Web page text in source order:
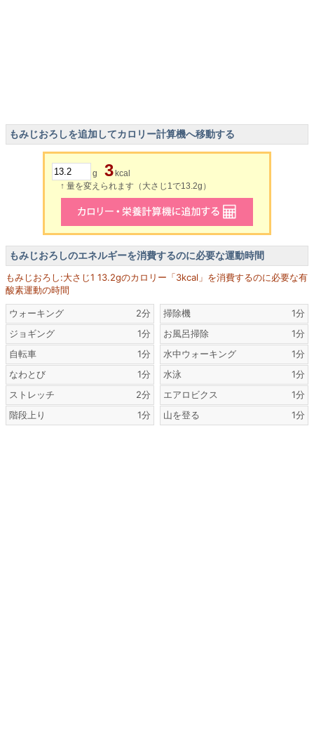
もみじおろしを追加してカロリー計算機へ移動する
g 3 kcal
↑ 量を変えられます（大さじ1で13.2g）
もみじおろしのエネルギーを消費するのに必要な運動時間
もみじおろし:大さじ1 13.2gのカロリー「3kcal」を消費するのに必要な有
酸素運動の時間
ウォーキング
2分
ジョギング
1分
自転車
1分
なわとび
1分
ストレッチ
2分
階段上り
1分
掃除機
1分
お風呂掃除
1分
水中ウォーキング
1分
水泳
1分
エアロビクス
1分
山を登る
1分